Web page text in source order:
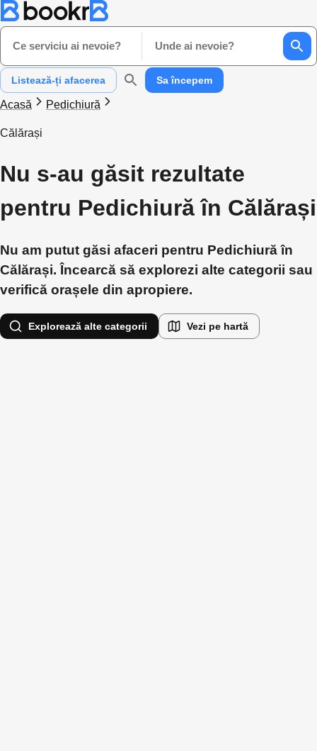
Ce serviciu ai nevoie? Unde ai nevoie?
Listează-ți afacerea Sa începem
Acasă Pedichiură
Călărași
Nu s-au găsit rezultate
pentru Pedichiură în Călărași
Nu am putut găsi afaceri pentru Pedichiură în
Călărași. Încearcă să explorezi alte categorii sau
verifică orașele din apropiere.
Explorează alte categorii Vezi pe hartă